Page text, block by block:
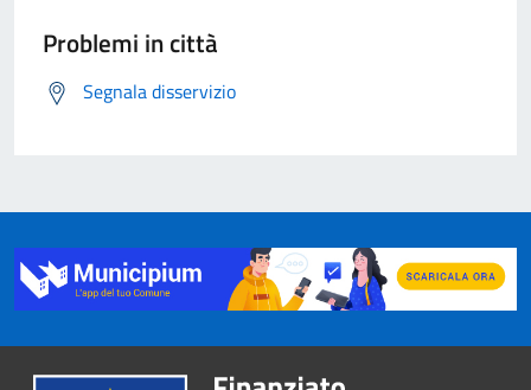
Problemi in città
Segnala disservizio